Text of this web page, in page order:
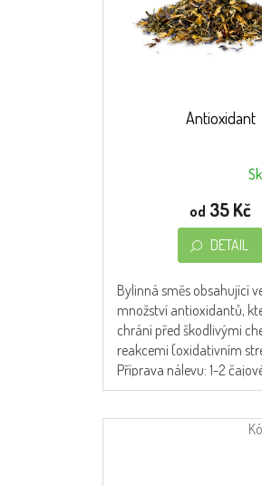
Antioxidant
5
hvězdiček.
od 35 Kč
DETAIL
Bylinná směs obsahující
množství antioxidantů,
chrání před škodlivými
reakcemi (oxidativním
Příprava nálevu: 1-2
zalijeme...